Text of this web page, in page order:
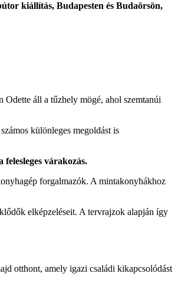
kiállítás, Budapesten és Budaörsön,
áll a tűzhely mögé, ahol szemtanúi
különleges megoldást is
várakozás.
forgalmazók. A mintakonyhákhoz
elképzeléseit. A tervrajzok alapján így
otthont, amely igazi családi kikapcsolódást